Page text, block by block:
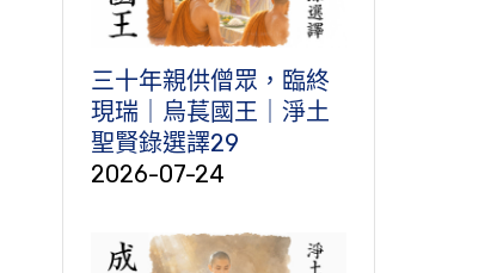
三十年親供僧眾，臨終
現瑞｜烏萇國王｜淨土
聖賢錄選譯29
2026-07-24